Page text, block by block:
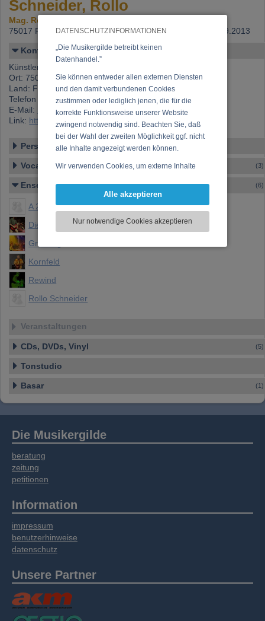
DATENSCHUTZINFORMATIONEN
„Die Musikergilde betreibt keinen
Datenhandel.”
Sie können entweder allen externen Diensten
und den damit verbundenen Cookies
zustimmen oder lediglich jenen, die für die
korrekte Funktionsweise unserer Website
zwingend notwendig sind. Beachten Sie, daß
bei der Wahl der zweiten Möglichkeit ggf. nicht
alle Inhalte angezeigt werden können.
Wir verwenden Cookies, um externe Inhalte
Funktionen für soziale Medien anbieten zu
zu analysieren. Dabei werden ggf.
Informationen zu Ihrer Verwendung unserer
soziale Medien, Werbung und Analysen
weitergegeben. Unsere Partner führen diese
Daten zusammen, die Sie bereitgestellt haben
oder die sie im Rahmen Ihrer Nutzung der
Alle akzeptieren
Nur notwendige Cookies akzeptieren
Schneider, Rollo
Mag. Roman Schneider
75017 Paris,
Beitritt: 18.09.1995, letzte Änderung: 21.09.2013
Kontakt
Künstlername: Schneider, Rollo
Ort: 75017 Paris
Land: Frankreich
Telefon 1: +33 (0)60805 234 3
E-Mail:
rolloschneider@mac.com
Link: https://www.musikergilde.at/mitglied/rollo.htm
Personen-Details
Vocal – Instrumental – Komposition... (3)
Ensembles (6)
A 2 1/2
Die Doctors
Gruen2g
Kornfeld
Rewind
Rollo Schneider
Veranstaltungen
CDs, DVDs, Vinyl (5)
Tonstudio
Basar (1)
Die Musikergilde
beratung
zeitung
petitionen
Information
impressum
benutzerhinweise
datenschutz
Unsere Partner